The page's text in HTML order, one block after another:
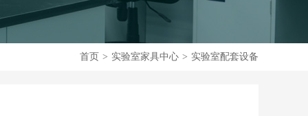
首页 > 实验室家具中心 > 实验室配套设备